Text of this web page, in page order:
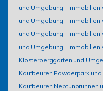
und Umgebung
Immobilien
und Umgebung
Immobilien
und Umgebung
Immobilien
und Umgebung
Immobilien
Klosterberggarten und
Kaufbeuren Powderpark
Kaufbeuren Neptunbrunnen